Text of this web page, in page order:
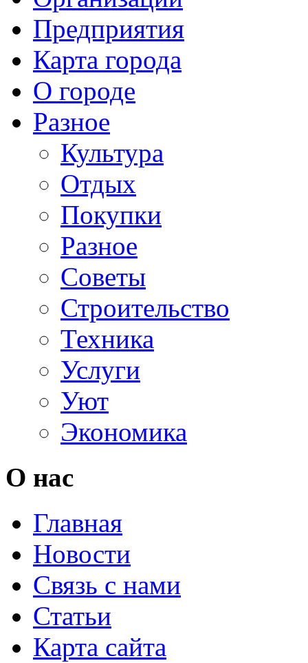
Предприятия
Карта города
О городе
Разное
Культура
Отдых
Покупки
Разное
Советы
Строительство
Техника
Услуги
Уют
Экономика
О нас
Главная
Новости
Связь с нами
Статьи
Карта сайта